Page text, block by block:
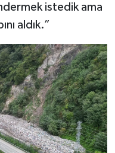
istedik ama
aldık.”